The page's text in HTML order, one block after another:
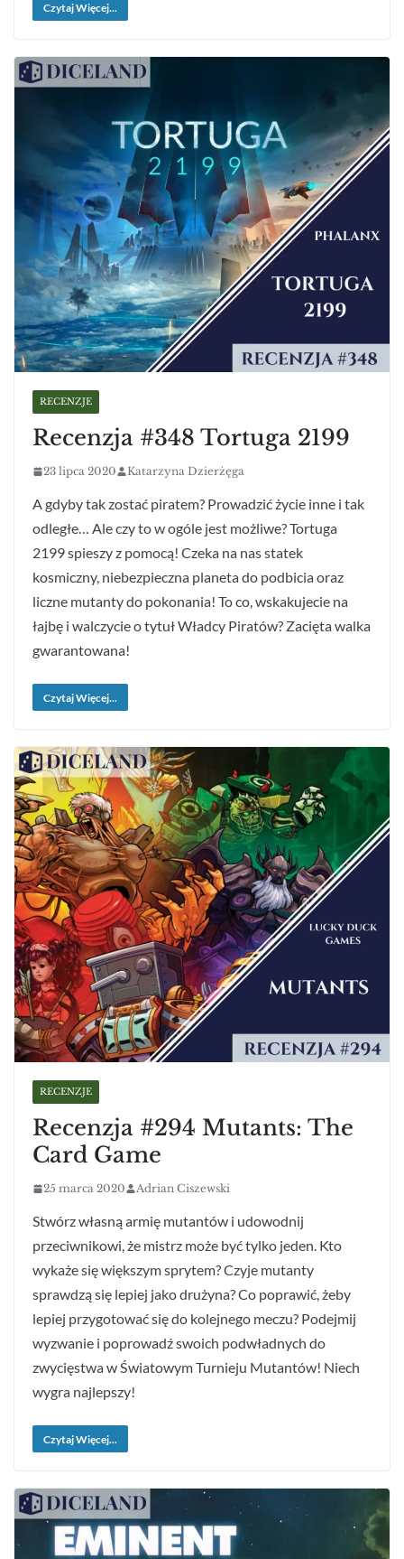
Czytaj Więcej...
RECENZJE
Recenzja #348 Tortuga 2199
23 lipca 2020 Katarzyna Dzierżęga
A gdyby tak zostać piratem? Prowadzić życie inne i tak
odległe… Ale czy to w ogóle jest możliwe? Tortuga
2199 spieszy z pomocą! Czeka na nas statek
kosmiczny, niebezpieczna planeta do podbicia oraz
liczne mutanty do pokonania! To co, wskakujecie na
łajbę i walczycie o tytuł Władcy Piratów? Zacięta walka
gwarantowana!
Czytaj Więcej...
RECENZJE
Recenzja #294 Mutants: The
Card Game
25 marca 2020 Adrian Ciszewski
Stwórz własną armię mutantów i udowodnij
przeciwnikowi, że mistrz może być tylko jeden. Kto
wykaże się większym sprytem? Czyje mutanty
sprawdzą się lepiej jako drużyna? Co poprawić, żeby
lepiej przygotować się do kolejnego meczu? Podejmij
wyzwanie i poprowadź swoich podwładnych do
zwycięstwa w Światowym Turnieju Mutantów! Niech
wygra najlepszy!
Czytaj Więcej...